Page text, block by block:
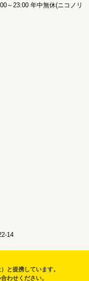
～23:00 年中無休(ニコノリ
14
と提携しています。
わせください。